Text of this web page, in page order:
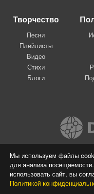
Мы используем файлы
для анализа
использовать сайт, вы
Политикой
Творчество
Песни
Плейлисты
Видео
Стихи
Блоги
©